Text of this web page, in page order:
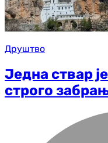
Друштво
Једна ствар
строго